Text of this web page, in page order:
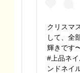
クリスマ
して、全
輝きです
#上品ネ
ンドネイ